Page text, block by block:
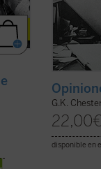
G.K.
22,00
disponible en